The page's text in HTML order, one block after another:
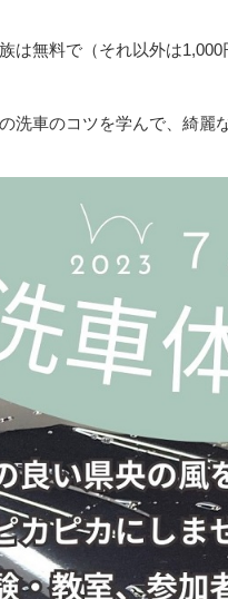
は無料で（それ以外は
洗車のコツを学んで、綺麗